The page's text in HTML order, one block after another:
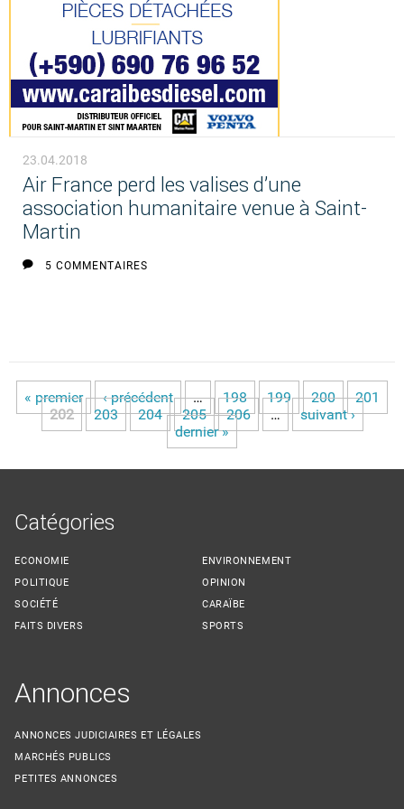
23.04.2018
Air France perd les valises d’une
association humanitaire venue à Saint-
Martin
5 COMMENTAIRES
Pages
« premier ‹ précédent … 198 199 200
201
202
203 204 205 206 …
suivant ›
dernier »
Catégories
ECONOMIE
POLITIQUE
SOCIÉTÉ
FAITS DIVERS
ENVIRONNEMENT
OPINION
CARAÏBE
SPORTS
Annonces
ANNONCES JUDICIAIRES ET LÉGALES
MARCHÉS PUBLICS
PETITES ANNONCES